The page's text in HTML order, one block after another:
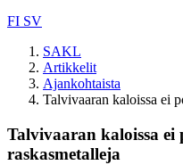
FI SV
SAKL
Artikkelit
Ajankohtaista
Talvivaaran kaloissa ei
Talvivaaran kaloissa
raskasmetalleja